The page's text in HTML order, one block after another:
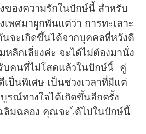
ของความรักในปักษ์นี้ สำหรับ
พศมาผูกพันแต่ว่า การทะเลาะ
จะเกิดขึ้นได้จากบุคคลที่หวังดี
หลีกเลี่ยงค่ะ จะได้ไม่ต้องมานั่ง
บคนที่ไม่โสดแล้วในปักษ์นี้ คู่
ป็นพิเศษ เป็นช่วงเวลาที่มีแต่
รณ์ทางใจได้เกิดขึ้นอีกครั้ง
ลิมฉลอง คุณจะได้ไปในปักษ์นี้